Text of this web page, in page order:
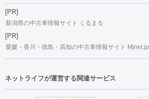
[PR]
新潟県の中古車情報サイト くるまる
[PR]
愛媛・香川・徳島・高知の中古車情報サイト Mjnet.jp
ネットライフが運営する関連サービス